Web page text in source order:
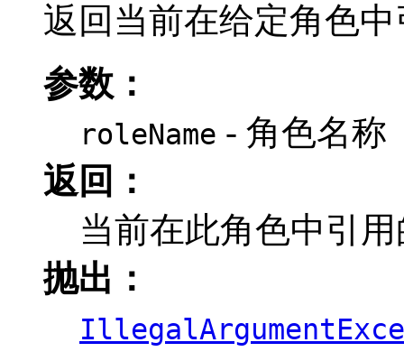
返回当前在给定角色
参数：
roleName - 角色名称
返回：
当前在此角色中引用
抛出：